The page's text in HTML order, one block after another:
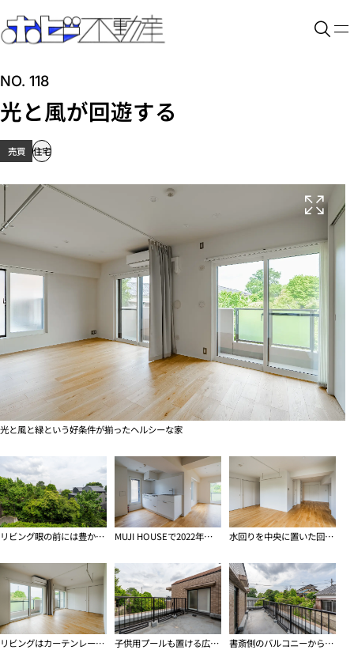
NO. 118
光と風が回遊する
売買 住宅
光と風と緑という好条件が揃ったヘルシーな家
リビング眼の前には豊かな緑が広がります MUJI HOUSEで2022年にフルリノベーションしたシンプルな空間 水回りを中央に置いた回遊式プラン
リビングはカーテンレールで仕切ることも可能 子供用プールも置ける広さのあるルーフバルコニー 書斎側のバルコニーからも緑が見えます